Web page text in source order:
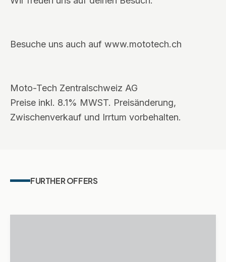
Besuche uns auch auf www.mototech.ch
Moto-Tech Zentralschweiz AG
Preise inkl. 8.1% MWST. Preisänderung,
Zwischenverkauf und Irrtum vorbehalten.
FURTHER OFFERS